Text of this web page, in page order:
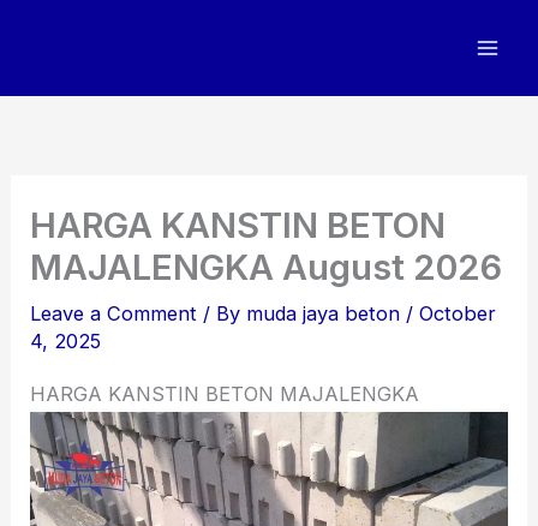
HARGA KANSTIN BETON
MAJALENGKA August 2026
Leave a Comment / By muda jaya beton /October
4, 2025
HARGA KANSTIN BETON MAJALENGKA